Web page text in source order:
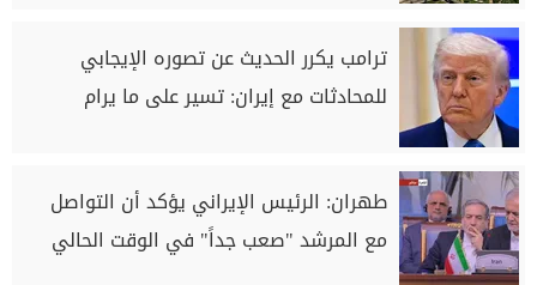
ترامب يكرر الحديث عن تصوره الإيجابي
للمحادثات مع إيران: تسير ‌على ما يرام
طهران: الرئيس الإيراني يؤكد أن التواصل
مع المرشد "صعب جداً" في الوقت الحالي